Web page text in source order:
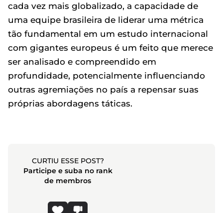
cada vez mais globalizado, a capacidade de
uma equipe brasileira de liderar uma métrica
tão fundamental em um estudo internacional
com gigantes europeus é um feito que merece
ser analisado e compreendido em
profundidade, potencialmente influenciando
outras agremiações no país a repensar suas
próprias abordagens táticas.
CURTIU ESSE POST?
Participe e suba no rank
de membros